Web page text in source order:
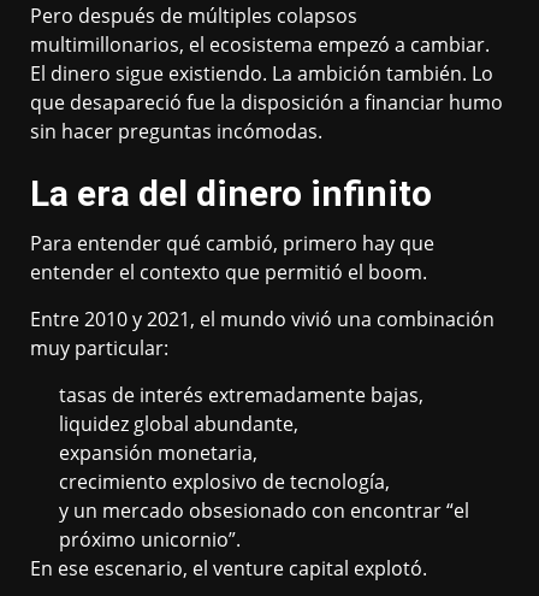
Pero después de múltiples colapsos
multimillonarios, el ecosistema empezó a cambiar.
El dinero sigue existiendo. La ambición también. Lo
que desapareció fue la disposición a financiar humo
sin hacer preguntas incómodas.
La era del dinero infinito
Para entender qué cambió, primero hay que
entender el contexto que permitió el boom.
Entre 2010 y 2021, el mundo vivió una combinación
muy particular:
tasas de interés extremadamente bajas,
liquidez global abundante,
expansión monetaria,
crecimiento explosivo de tecnología,
y un mercado obsesionado con encontrar “el
próximo unicornio”.
En ese escenario, el venture capital explotó.